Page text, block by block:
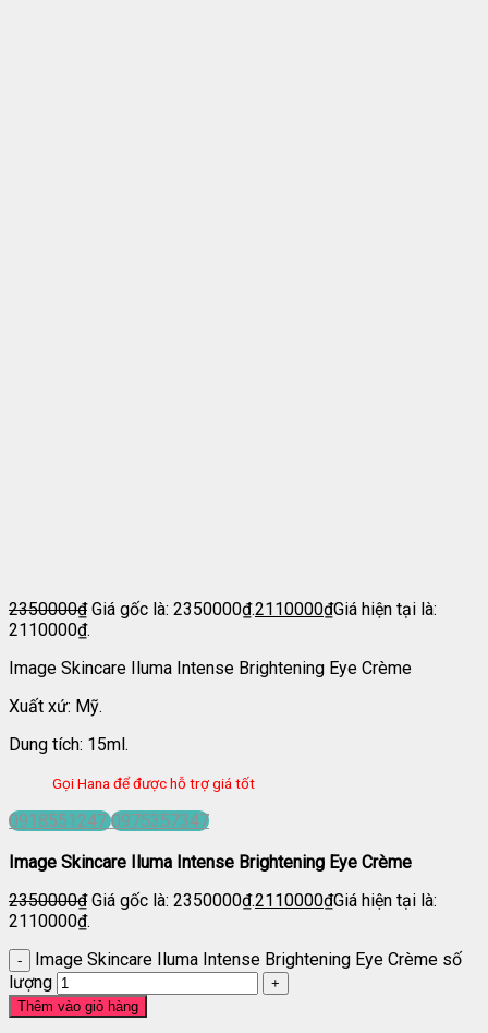
2350000₫ Giá gốc là: 2350000₫.2110000₫Giá hiện tại là:
2110000₫.
Image Skincare Iluma Intense Brightening Eye Crème
Xuất xứ: Mỹ.
Dung tích: 15ml.
Gọi Hana để được hỗ trợ giá tốt
0918551247 0975357347
Image Skincare Iluma Intense Brightening Eye Crème
2350000₫ Giá gốc là: 2350000₫.2110000₫Giá hiện tại là:
2110000₫.
Image Skincare Iluma Intense Brightening Eye Crème số
lượng
Thêm vào giỏ hàng